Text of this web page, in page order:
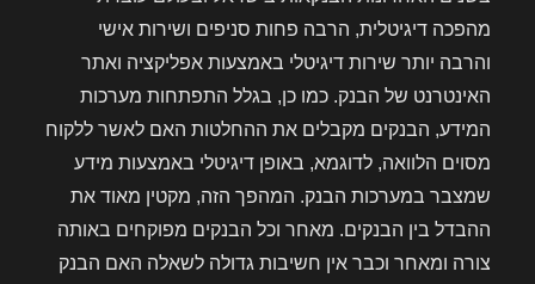
מהפכה דיגיטלית, הרבה פחות סניפים ושירות אישי
והרבה יותר שירות דיגיטלי באמצעות אפליקציה ואתר
האינטרנט של הבנק. כמו כן, בגלל התפתחות מערכות
המידע, הבנקים מקבלים את ההחלטות האם לאשר ללקוח
מסוים הלוואה, לדוגמא, באופן דיגיטלי באמצעות מידע
שמצבר במערכות הבנק. המהפך הזה, מקטין מאוד את
ההבדל בין הבנקים. מאחר וכל הבנקים מפוקחים באותה
צורה ומאחר וכבר אין חשיבות גדולה לשאלה האם הבנק